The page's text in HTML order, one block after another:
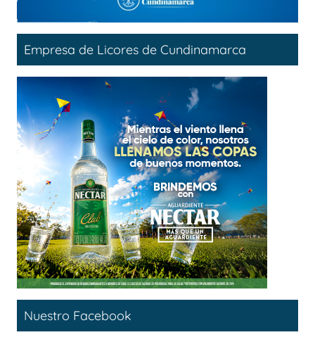
Empresa de Licores de Cundinamarca
Nuestro Facebook